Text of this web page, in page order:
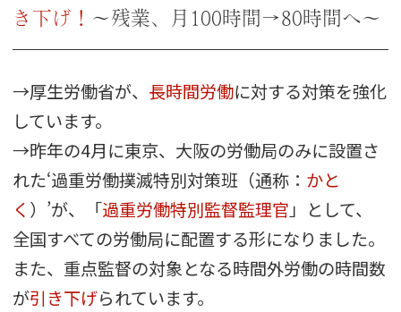
き下げ！ ～残業、月100時間→80時間へ～
→厚生労働省が、 長時間労働に対する対策を強化
しています。
→昨年の4月に東京、大阪の労働局のみに設置さ
れた‘過重労働撲滅特別対策班（通称： かと
く ）’が、「過重労働特別監督監理官」として、
全国すべての労働局に配置する形になりました。
また、重点監督の対象となる時間外労働の時間数
が引き下げられています。